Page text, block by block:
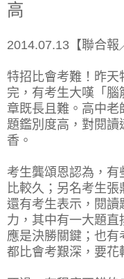
高
2014.07.13【聯合報
特招比會考難！昨天
完，有考生大嘆「
章既長且難。高中
題鑑別度高，對閱
香。
考生龔頌恩認為，
比較久；另名考生張
還有考生表示，閱讀
力，其中有一大題直
應是決勝關鍵；也
都比會考艱深，要花